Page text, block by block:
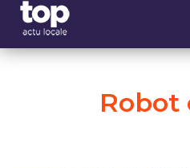
Robot
Panneau de gestion des